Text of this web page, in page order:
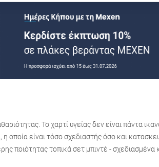
Το χαρτί υγείας δεν είναι πάντα
οποία είναι τόσο σχεδιαστής όσο και
ποιότητας τοπικά σετ μπιντέ -